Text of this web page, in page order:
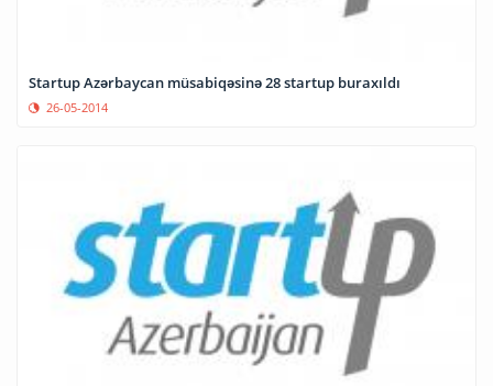
Startup Azərbaycan müsabiqəsinə 28 startup buraxıldı
26-05-2014